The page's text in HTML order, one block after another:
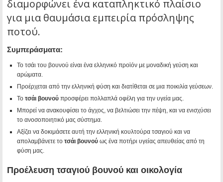
διαμορφώνει ένα καταπληκτικό πλαίσιο
για μια θαυμάσια εμπειρία πρόσληψης
ποτού.
Συμπεράσματα:
Το τσάι του βουνού είναι ένα ελληνικό προϊόν με μοναδική γεύση και
αρώματα.
Προέρχεται από την ελληνική φύση και διατίθεται σε μια ποικιλία γεύσεων.
Το τσάι βουνού προσφέρει πολλαπλά οφέλη για την υγεία μας.
Μπορεί να ανακουφίσει το άγχος, να βελτιώσει την πέψη, και να ενισχύσει
το ανοσοποιητικό μας σύστημα.
Αξίζει να δοκιμάσετε αυτή την ελληνική κουλτούρα τσαγιού και να
απολαμβάνετε το τσάι βουνού ως ένα ποτήρι υγείας απευθείας από τη
φύση μας.
Προέλευση τσαγιού βουνού και οικολογία